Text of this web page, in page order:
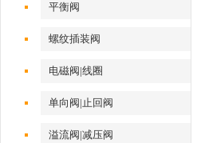
平衡阀
螺纹插装阀
电磁阀|线圈
单向阀|止回阀
溢流阀|减压阀